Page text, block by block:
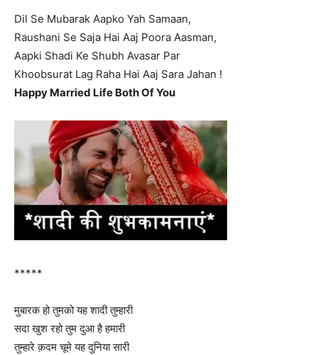
Dil Se Mubarak Aapko Yah Samaan,
Raushani Se Saja Hai Aaj Poora Aasman,
Aapki Shadi Ke Shubh Avasar Par
Khoobsurat Lag Raha Hai Aaj Sara Jahan !
Happy Married Life Both Of You
*****
मुबारक हो तुमको यह शादी तुम्हारी
सदा खुश रहो तुम दुआ है हमारी
तुम्हारे क़दम चूमे यह दुनिया सारी